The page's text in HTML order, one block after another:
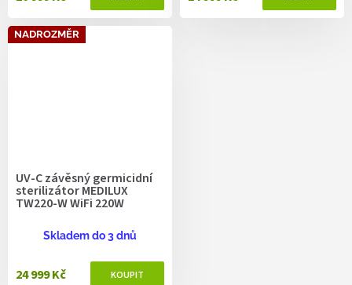
NADROZMĚR
UV-C závěsný germicidní
sterilizátor MEDILUX
TW220-W WiFi 220W
Skladem do 3 dnů
24 999 Kč